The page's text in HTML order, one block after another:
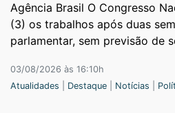
Agência Brasil O Congresso
(3) os trabalhos após duas
parlamentar, sem previsão de
03/08/2026 às 16:10h
Atualidades
Destaque Notícias